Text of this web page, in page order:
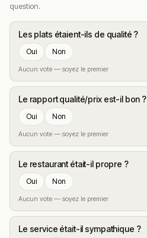
question.
Les plats étaient-ils de qualité ?
Oui Non
Aucun vote — soyez le premier
Le rapport qualité/prix est-il bon ?
Oui Non
Aucun vote — soyez le premier
Le restaurant était-il propre ?
Oui Non
Aucun vote — soyez le premier
Le service était-il sympathique ?